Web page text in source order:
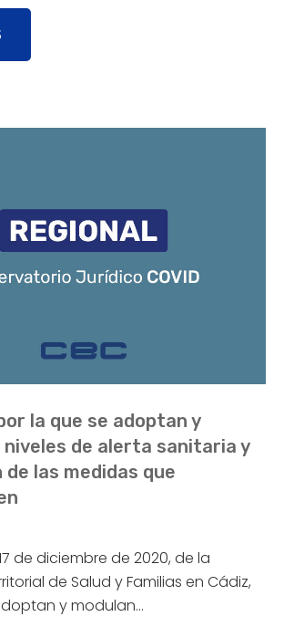
la que se adoptan y
niveles de alerta sanitaria y
de las medidas que
de diciembre de 2020, de la
de Salud y Familias en Cádiz,
y modulan…